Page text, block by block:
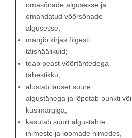
omasõnade algusesse ja
omandatud võõrsõnade
algusesse;
märgib kirjas õigesti
täishäälikuid;
teab peast võõrtähtedega
tähestikku;
alustab lauset suure
algustähega ja lõpetab punkti või
küsimärgiga;
kasutab suurt algustähte
inimeste ja loomade nimedes,